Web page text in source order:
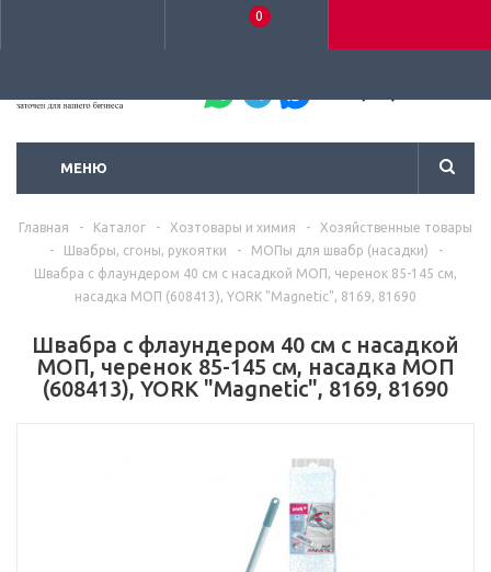
0
МЕНЮ
Главная - Каталог - Хозтовары и химия -
Хозяйственные товары
-
Швабры, сгоны, рукоятки - МОПы для швабр (насадки)
-
Швабра с флаундером 40 см с насадкой МОП, черенок 85-145 см,
насадка МОП (608413), YORK "Magnetic", 8169, 81690
Швабра с флаундером 40 см с насадкой
МОП, черенок 85-145 см, насадка МОП
(608413), YORK "Magnetic", 8169, 81690